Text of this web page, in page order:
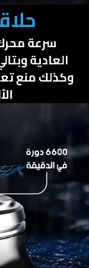
سرعة
العادية
وكذلك منع